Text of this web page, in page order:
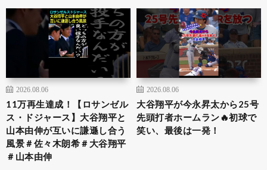
2026.08.06
11万再生達成！【ロサンゼル
ス・ドジャース】大谷翔平と
山本由伸が互いに謙遜し合う
風景＃佐々木朗希＃大谷翔平
＃山本由伸
2026.08.06
大谷翔平が今永昇太から25号
先頭打者ホームラン🔥初球で
笑い、最後は一発！